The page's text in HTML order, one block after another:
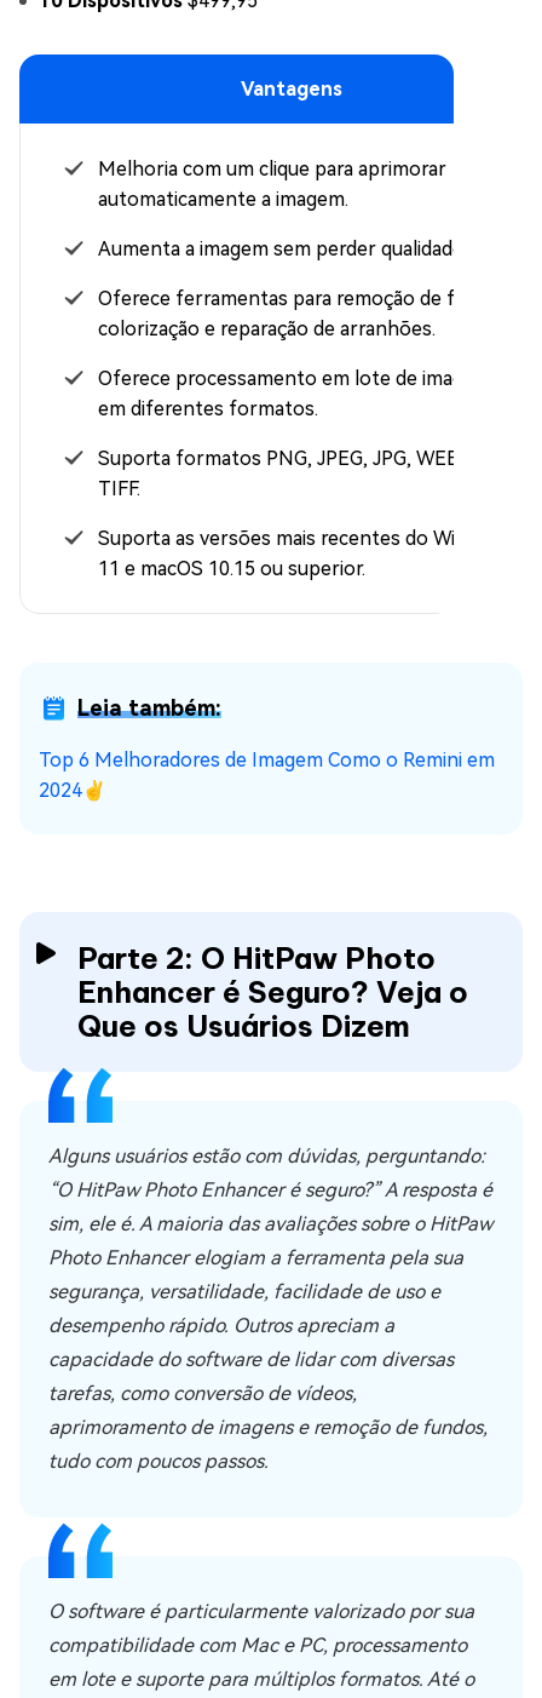
Vantagens
Melhoria com um clique para aprimorar
automaticamente a imagem.
Aumenta a imagem sem perder qualidade.
Oferece ferramentas para remoção de fundo,
colorização e reparação de arranhões.
Oferece processamento em lote de imagens
em diferentes formatos.
Suporta formatos PNG, JPEG, JPG, WEBP e
TIFF.
Suporta as versões mais recentes do Windows
11 e macOS 10.15 ou superior.
Leia também:
Top 6 Melhoradores de Imagem Como o Remini em
2024✌
Parte 2: O HitPaw Photo
Enhancer é Seguro? Veja o
Que os Usuários Dizem
Alguns usuários estão com dúvidas, perguntando:
“O HitPaw Photo Enhancer é seguro?” A resposta é
sim, ele é. A maioria das avaliações sobre o HitPaw
Photo Enhancer elogiam a ferramenta pela sua
segurança, versatilidade, facilidade de uso e
desempenho rápido. Outros apreciam a
capacidade do software de lidar com diversas
tarefas, como conversão de vídeos,
aprimoramento de imagens e remoção de fundos,
tudo com poucos passos.
O software é particularmente valorizado por sua
compatibilidade com Mac e PC, processamento
em lote e suporte para múltiplos formatos. Até o